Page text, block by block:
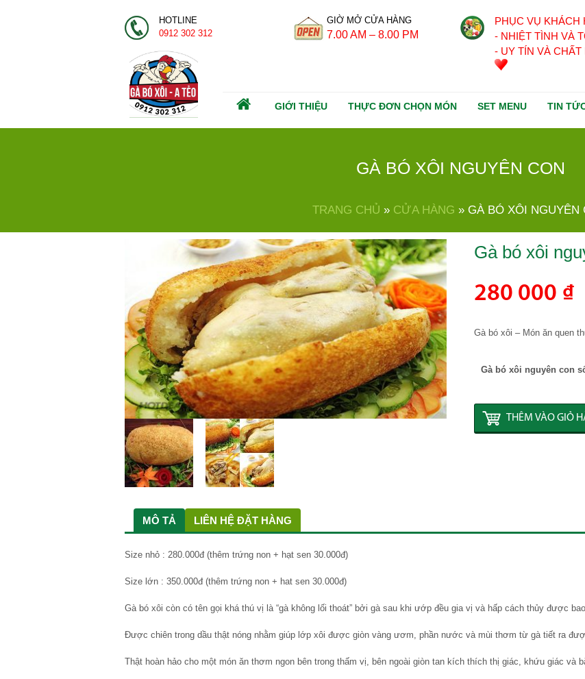
HOTLINE
0912 302 312
GIỜ MỞ CỬA HÀNG
7.00 AM – 8.00 PM
PHỤC VỤ KHÁCH
- NHIỆT TÌNH VÀ
- UY TÍN VÀ
GIỚI THIỆU THỰC ĐƠN CHỌN MÓN SET MENU TIN
GÀ BÓ XÔI NGUYÊN CON
TRANG CHỦ » CỬA HÀNG » GÀ BÓ XÔI NGUYÊN
Gà bó xôi
280 000 ₫
Gà bó xôi – Món ăn quen
Gà bó xôi nguyên con
THÊM VÀO GIỎ
MÔ TẢ LIÊN HỆ ĐẶT HÀNG
Size nhỏ : 280.000đ (thêm trứng non + hạt sen 30.000đ)
Size lớn : 350.000đ (thêm trứng non + hat sen 30.000đ)
Gà bó xôi còn có tên gọi khá thú vị là “gà không lối thoát” bởi gà sau khi ướp đều gia vị và hấp cách thủy được
Được chiên trong dầu thật nóng nhằm giúp lớp xôi được giòn vàng ươm, phần nước và mùi thơm từ gà tiết ra
Thật hoàn hảo cho một món ăn thơm ngon bên trong thấm vị, bên ngoài giòn tan kích thích thị giác, khứu giác và